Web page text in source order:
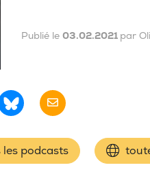
Publié le 03.02.2021 par
les podcasts